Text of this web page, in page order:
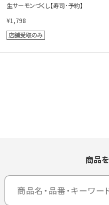
生サーモンづくし【寿司･予約】
¥1,798
商品